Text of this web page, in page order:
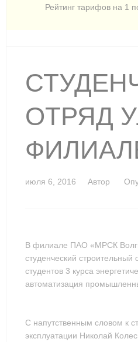
Рейтинг тарифов на 1
ОТРЯД
июля 6, 2016 Автор
В филиале ПАО «МРСК
студенческий строительный
студентов 3 курса
автоматизация
С напутственным словом к
эксплуатации Николай